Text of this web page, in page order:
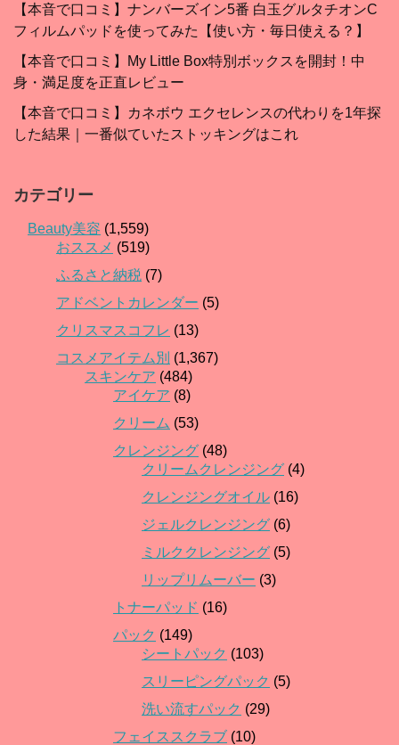
【本音で口コミ】ナンバーズイン5番 白玉グルタチオンC
フィルムパッドを使ってみた【使い方・毎日使える？】
【本音で口コミ】My Little Box特別ボックスを開封！中
身・満足度を正直レビュー
【本音で口コミ】カネボウ エクセレンスの代わりを1年探
した結果｜一番似ていたストッキングはこれ
カテゴリー
Beauty美容 (1,559)
おススメ (519)
ふるさと納税 (7)
アドベントカレンダー (5)
クリスマスコフレ (13)
コスメアイテム別 (1,367)
スキンケア (484)
アイケア (8)
クリーム (53)
クレンジング (48)
クリームクレンジング (4)
クレンジングオイル (16)
ジェルクレンジング (6)
ミルククレンジング (5)
リップリムーバー (3)
トナーパッド (16)
パック (149)
シートパック (103)
スリーピングパック (5)
洗い流すパック (29)
フェイススクラブ (10)